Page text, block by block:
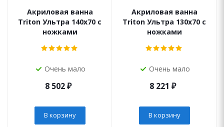
Акриловая ванна
Triton Ультра 140х70 с
ножками
Очень мало
8 502₽
В корзину
Акриловая ванна
Triton Ультра 130х70 с
ножками
Очень мало
8 221 ₽
В корзину